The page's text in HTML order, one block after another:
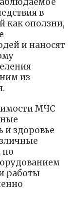
в
как оползни,
и наносят
из
МЧС
и здоровье
по
работы